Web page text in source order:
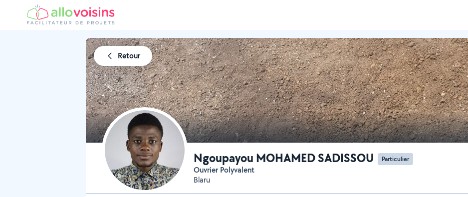
Retour
Ngoupayou MOHAMED SADISSOU Particulier
Ouvrier Polyvalent
Blaru